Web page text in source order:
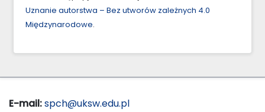
Uznanie autorstwa – Bez utworów zależnych 4.0
Międzynarodowe.
E-mail:spch@uksw.edu.pl